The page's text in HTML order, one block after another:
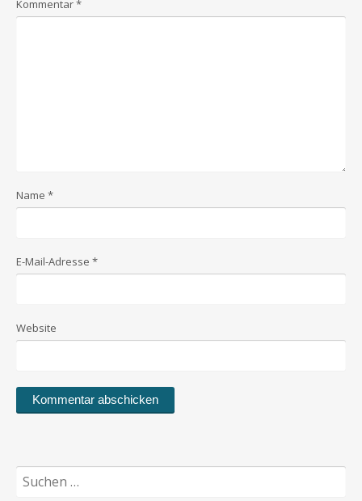
Kommentar*
Name *
E-Mail-Adresse *
Website
Suchen
nach: